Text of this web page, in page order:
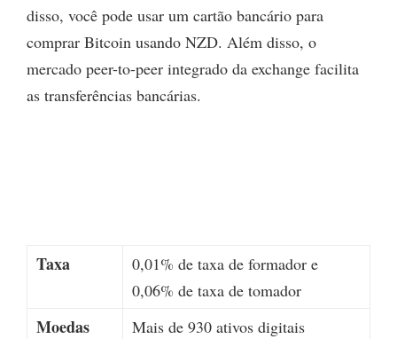
disso, você pode usar um cartão bancário para
comprar Bitcoin usando NZD. Além disso, o
mercado peer-to-peer integrado da exchange facilita
as transferências bancárias.
Taxa
0,01% de taxa de formador e
0,06% de taxa de tomador
Moedas
Mais de 930 ativos digitais